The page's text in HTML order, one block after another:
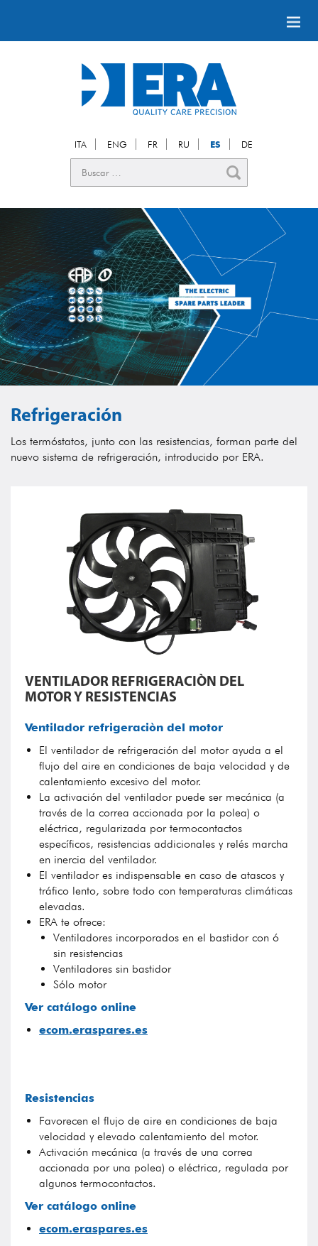
ITA ENG FR RU ES DE
Refrigeración
Los termóstatos, junto con las resistencias, forman parte del
nuevo sistema de refrigeración, introducido por ERA.
VENTILADOR REFRIGERACIÒN DEL
MOTOR Y RESISTENCIAS
Ventilador refrigeraciòn del motor
El ventilador de refrigeración del motor ayuda a el
flujo del aire en condiciones de baja velocidad y de
calentamiento excesivo del motor.
La activación del ventilador puede ser mecánica (a
través de la correa accionada por la polea) o
eléctrica, regularizada por termocontactos
específicos, resistencias addicionales y relés marcha
en inercia del ventilador.
El ventilador es indispensable en caso de atascos y
tráfico lento, sobre todo con temperaturas climáticas
elevadas.
ERA te ofrece:
Ventiladores incorporados en el bastidor con ó
sin resistencias
Ventiladores sin bastidor
Sólo motor
Ver catálogo online
ecom.eraspares.es
Resistencias
Favorecen el flujo de aire en condiciones de baja
velocidad y elevado calentamiento del motor.
Activación mecánica (a través de una correa
accionada por una polea) o eléctrica, regulada por
algunos termocontactos.
Ver catálogo online
ecom.eraspares.es